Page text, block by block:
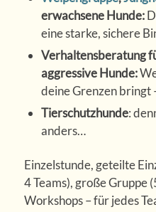
erwachsene Hunde:
eine starke, sichere
Verhaltensberatung
aggressive Hunde:
deine Grenzen bringt
Tierschutzhunde:
anders…
Einzelstunde, geteilte
4 Teams), große Gruppe
Workshops – für jedes